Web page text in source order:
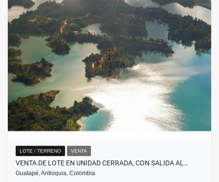
LOTE / TERRENO VENTA
VENTA DE LOTE EN UNIDAD CERRADA, CON SALIDA AL…
Guatapé, Antioquia, Colombia